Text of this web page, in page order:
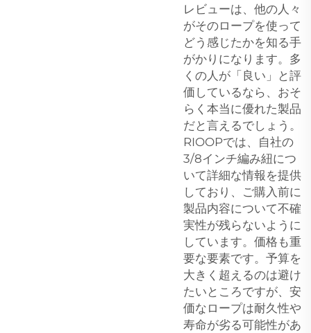
レビューは、他の人々
がそのロープを使って
どう感じたかを知る手
がかりになります。多
くの人が「良い」と評
価しているなら、おそ
らく本当に優れた製品
だと言えるでしょう。
RIOOPでは、自社の
3/8インチ編み紐につ
いて詳細な情報を提供
しており、ご購入前に
製品内容について不確
実性が残らないように
しています。価格も重
要な要素です。予算を
大きく超えるのは避け
たいところですが、安
価なロープは耐久性や
寿命が劣る可能性があ